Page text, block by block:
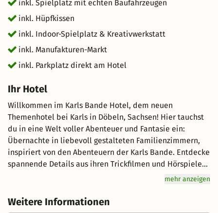
inkl. Spielplatz mit echten Baufahrzeugen
inkl. Hüpfkissen
inkl. Indoor-Spielplatz & Kreativwerkstatt
inkl. Manufakturen-Markt
inkl. Parkplatz direkt am Hotel
Ihr Hotel
Willkommen im Karls Bande Hotel, dem neuen
Themenhotel bei Karls in Döbeln, Sachsen! Hier tauchst
du in eine Welt voller Abenteuer und Fantasie ein:
Übernachte in liebevoll gestalteten Familienzimmern,
inspiriert von den Abenteuern der Karls Bande. Entdecke
spannende Details aus ihren Trickfilmen und Hörspielen.
Tagsüber erwarten dich aufregende Erlebnisse wie
und saftigen Erdbeeren als Belohnung. Ob für ein
Wochenende oder länger – unser Hotel bietet
mehr anzeigen
Weitere Informationen